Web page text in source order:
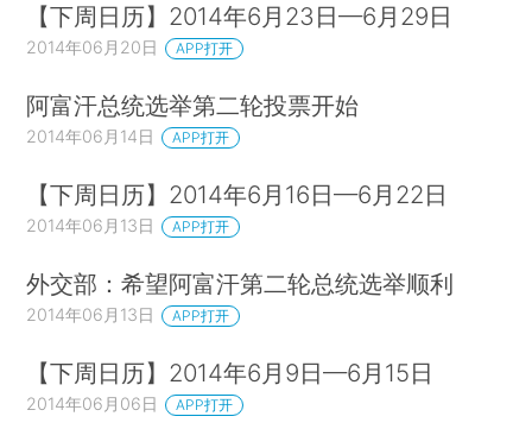
【下周日历】2014年6月23日—6月29日
2014年06月20日 APP打开
阿富汗总统选举第二轮投票开始
2014年06月14日 APP打开
【下周日历】2014年6月16日—6月22日
2014年06月13日 APP打开
外交部：希望阿富汗第二轮总统选举顺利
2014年06月13日 APP打开
【下周日历】2014年6月9日—6月15日
2014年06月06日 APP打开